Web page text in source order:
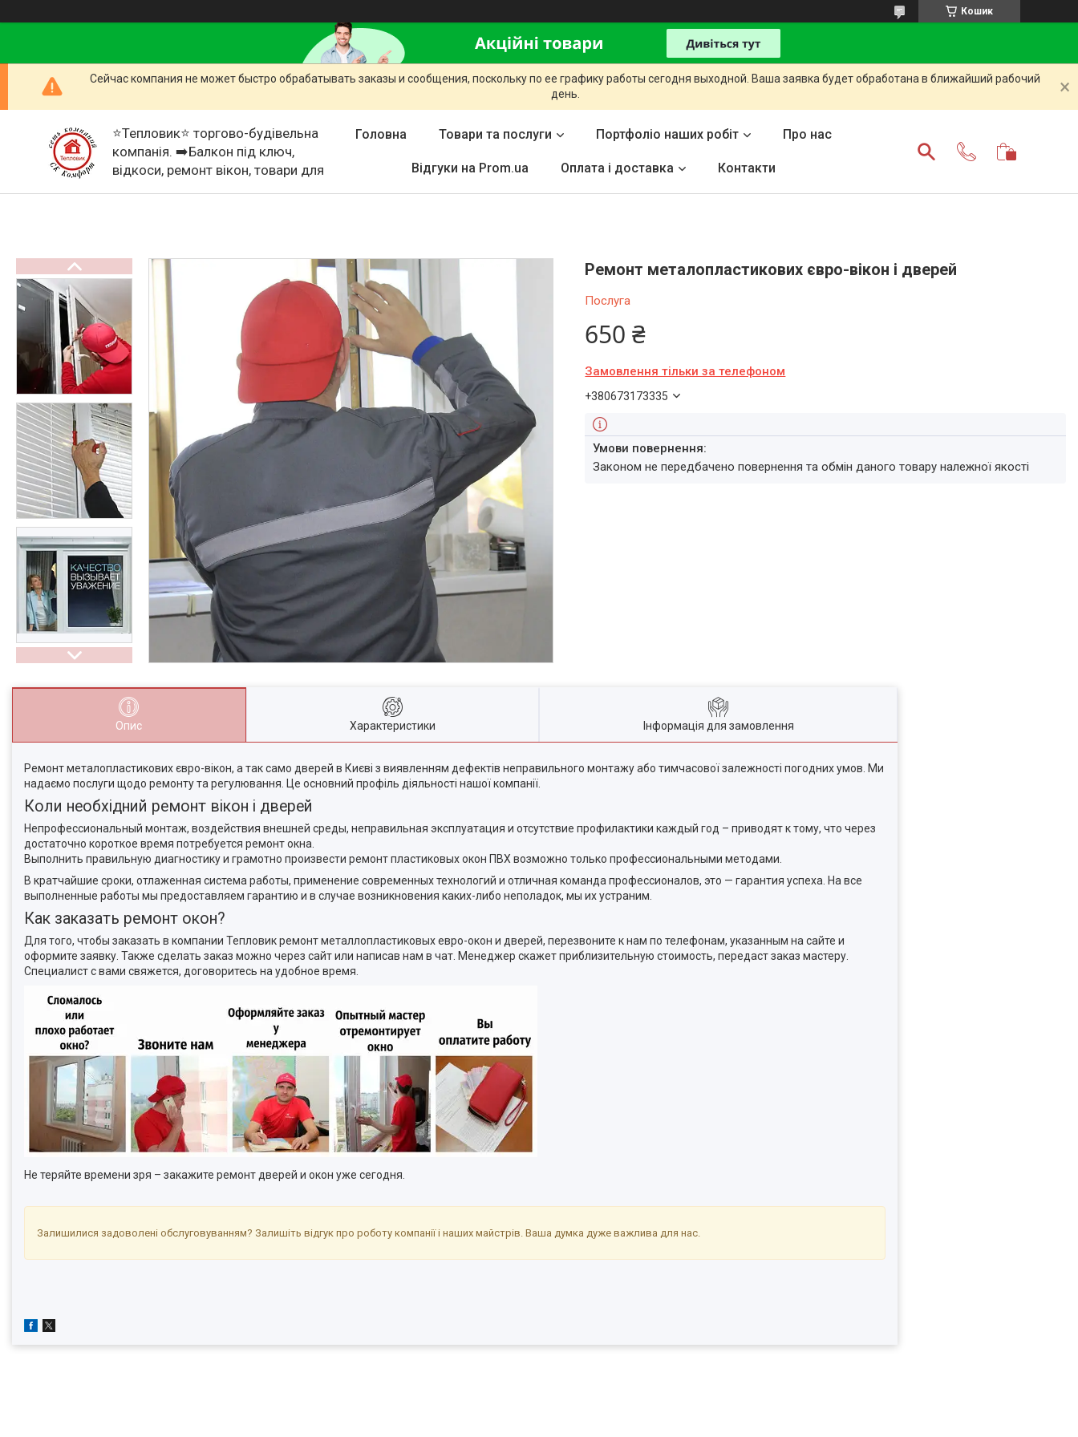
Кошик
Сейчас компания не может быстро обрабатывать заказы и сообщения, поскольку по ее графику работы сегодня выходной. Ваша заявка будет обработана в ближайший рабочий
день.
⭐Тепловик⭐ торгово-будівельна
компанія. ➡️Балкон під ключ,
відкоси, ремонт вікон, товари для
Головна Товари та послуги Портфоліо наших робіт Про нас
Відгуки на Prom.ua Оплата і доставка Контакти
Ремонт металопластикових євро-вікон і дверей
Послуга
650 ₴
Замовлення тільки за телефоном
+380673173335
Законом не передбачено повернення та обмін даного товару належної якості
Опис Характеристики Інформація для замовлення
Ремонт металопластикових євро-вікон, а так само дверей в Києві з виявленням дефектів неправильного монтажу або тимчасової залежності погодних умов. Ми
надаємо послуги щодо ремонту та регулювання. Це основний профіль діяльності нашої компанії.
Коли необхідний ремонт вікон і дверей
Непрофессиональный монтаж, воздействия внешней среды, неправильная эксплуатация и отсутствие профилактики каждый год – приводят к тому, что через
достаточно короткое время потребуется ремонт окна.
Выполнить правильную диагностику и грамотно произвести ремонт пластиковых окон ПВХ возможно только профессиональными методами.
В кратчайшие сроки, отлаженная система работы, применение современных технологий и отличная команда профессионалов, это — гарантия успеха. На все
выполненные работы мы предоставляем гарантию и в случае возникновения каких-либо неполадок, мы их устраним.
Как заказать ремонт окон?
Для того, чтобы заказать в компании Тепловик ремонт металлопластиковых евро-окон и дверей, перезвоните к нам по телефонам, указанным на сайте и
оформите заявку. Также сделать заказ можно через сайт или написав нам в чат. Менеджер скажет приблизительную стоимость, передаст заказ мастеру.
Специалист с вами свяжется, договоритесь на удобное время.
Не теряйте времени зря – закажите ремонт дверей и окон уже сегодня.
Залишилися задоволені обслуговуванням? Залишіть відгук про роботу компанії і наших майстрів. Ваша думка дуже важлива для нас.